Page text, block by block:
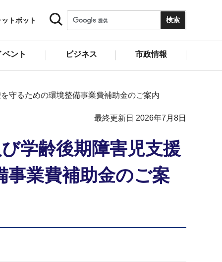
トボット
ント ビジネス 市政情報
守るための環境整備事業費補助金のご案内
最終更新日 2026年7月8日
学齢後期障害児支援
業費補助金のご案